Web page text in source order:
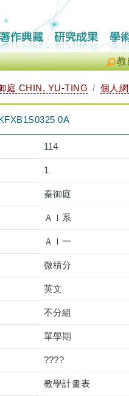
教
庭 CHIN, YU-TING 個人
0A
114
1
秦御庭
ＡＩ系
ＡＩ一
微積分
英文
不分組
單學期
????
教學計畫表